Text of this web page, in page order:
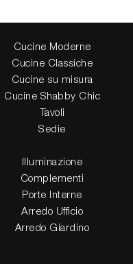
Cucine Moderne
Cucine Classiche
Cucine su misura
Cucine Shabby Chic
Tavoli
Sedie
Illuminazione
Complementi
Porte Interne
Arredo Ufficio
Arredo Giardino